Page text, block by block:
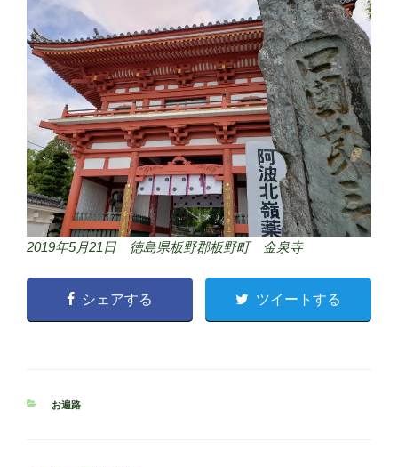
2019年5月21日 徳島県板野郡板野町 金泉寺
シェアする ツイートする
カ
お遍路